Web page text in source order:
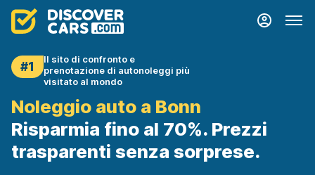
#1
Il sito di confronto e
prenotazione di autonoleggi più
visitato al mondo
Noleggio auto a Bonn
Risparmia fino al 70%. Prezzi
trasparenti senza sorprese.